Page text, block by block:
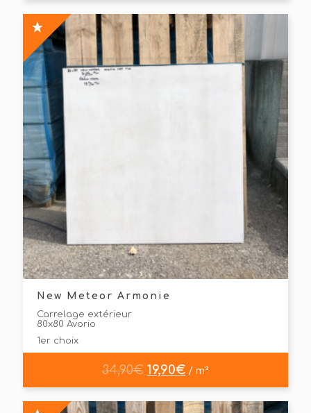
New Meteor Armonie
Carrelage extérieur
80x80 Avorio
1er choix
34,90€ 19,90€ / m²